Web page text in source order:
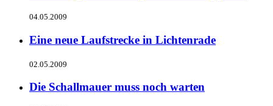
04.05.2009
Eine neue Laufstrecke in Lichtenrade
02.05.2009
Die Schallmauer muss noch warten